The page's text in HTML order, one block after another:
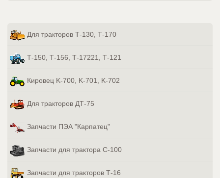
Для тракторов Т-130, Т-170
Т-150, Т-156, Т-17221, Т-121
Кировец K-700, K-701, K-702
Для тракторов ДТ-75
Запчасти ПЭА "Карпатец"
Запчасти для трактора С-100
Запчасти для тракторов Т-16